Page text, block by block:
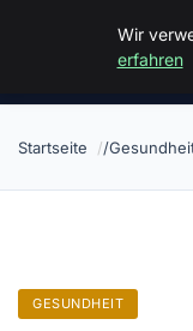
Malzminden
Startseite
GESUNDHEIT
Wir
erfahren